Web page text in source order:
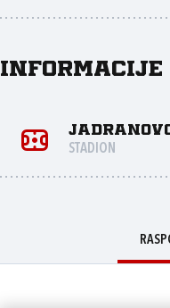
Informacije
STADION